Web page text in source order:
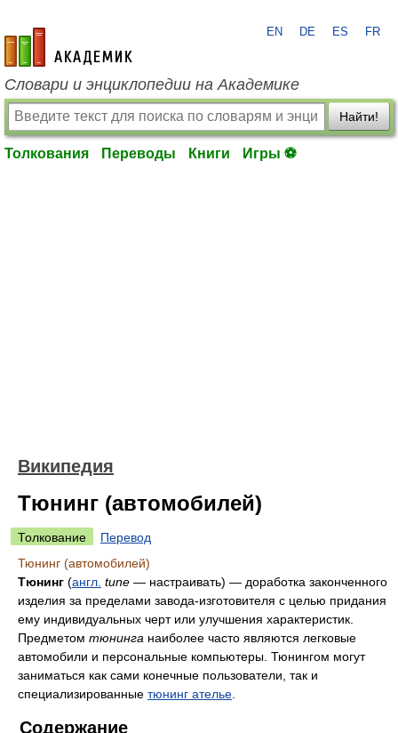
academic.ru
EN DE ES FR
Словари и энциклопедии на Академике
Найти!
Толкования Переводы Книги Игры ⚽
Википедия
Тюнинг (автомобилей)
Толкование
Перевод
Тюнинг (автомобилей)
Тюнинг (англ. tune — настраивать) — доработка законченного
изделия за пределами завода-изготовителя с целью придания
ему индивидуальных черт или улучшения характеристик.
Предметом тюнинга наиболее часто являются легковые
автомобили и персональные компьютеры. Тюнингом могут
заниматься как сами конечные пользователи, так и
специализированные тюнинг ателье
Содержание